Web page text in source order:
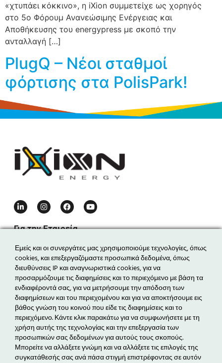
«χτυπάει κόκκινο», η iXion συμμετείχε ως χορηγός
στο 5ο Φόρουμ Ανανεώσιμης Ενέργειας και
Αποθήκευσης του energypress με σκοπό την
ανταλλαγή […]
PlugQ – Νέοι σταθμοί
φόρτισης στα PolisPark!
Για την Εταιρεία
Η εταιρεία
Η ομάδα
Τα νέα μας
Επικοινωνία
Δραστηριότητες
Ενεργειακά Έργα
Ηλεκτροκίνηση
Εξοικονόμηση Ενέργειας & EPC
Εμείς και οι συνεργάτες μας χρησιμοποιούμε τεχνολογίες, όπως
cookies, και επεξεργαζόμαστε προσωπικά δεδομένα, όπως
διευθύνσεις IP και αναγνωριστικά cookies, για να
προσαρμόζουμε τις διαφημίσεις και το περιεχόμενο με βάση τα
ενδιαφέροντά σας, για να μετρήσουμε την απόδοση των
διαφημίσεων και του περιεχομένου και για να αποκτήσουμε εις
βάθος γνώση του κοινού που είδε τις διαφημίσεις και το
περιεχόμενο. Κάντε κλικ παρακάτω για να συμφωνήσετε με τη
χρήση αυτής της τεχνολογίας και την επεξεργασία των
προσωπικών σας δεδομένων για αυτούς τους σκοπούς.
Μπορείτε να αλλάξετε γνώμη και να αλλάξετε τις επιλογές της
συγκατάθεσής σας ανά πάσα στιγμή επιστρέφοντας σε αυτόν